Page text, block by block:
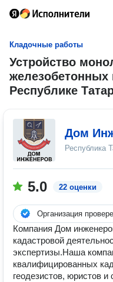
Кладочные работы
Устройство
железобетонных
Республике
Дом
Республика
5.0 22 оценки
Организация
Компания Дом
кадастровой
экспертизы.Наша
квалифицированных
геодезистов, юристов и